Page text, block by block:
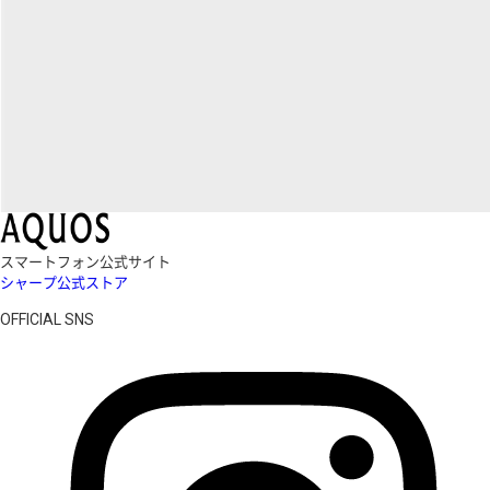
スマートフォン公式サイト
シャープ公式ストア
OFFICIAL SNS